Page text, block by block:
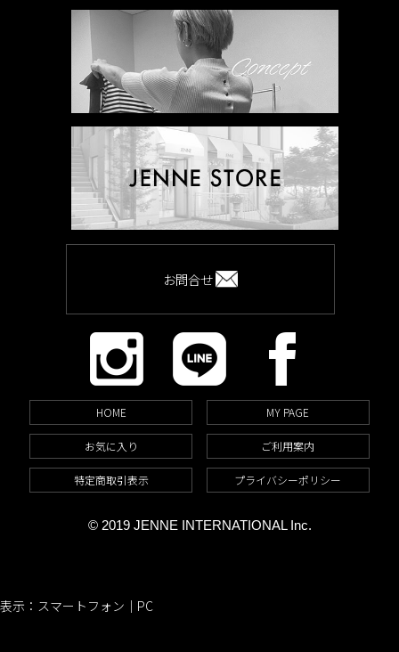
お問合せ
HOME MY PAGE
お気に入り ご利用案内
特定商取引表示 プライバシーポリシー
© 2019 JENNE INTERNATIONAL Inc.
表示：スマートフォン｜ PC